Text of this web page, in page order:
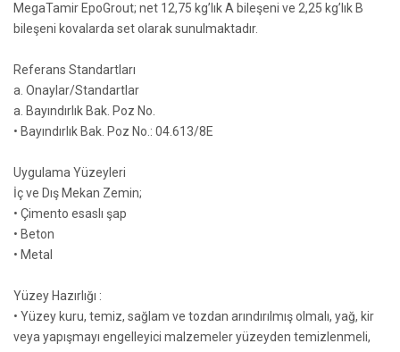
MegaTamir EpoGrout; net 12,75 kg’lık A bileşeni ve 2,25 kg’lık B
bileşeni kovalarda set olarak sunulmaktadır.
Referans Standartları
a. Onaylar/Standartlar
a. Bayındırlık Bak. Poz No.
• Bayındırlık Bak. Poz No.: 04.613/8E
Uygulama Yüzeyleri
İç ve Dış Mekan Zemin;
• Çimento esaslı şap
• Beton
• Metal
Yüzey Hazırlığı :
• Yüzey kuru, temiz, sağlam ve tozdan arındırılmış olmalı, yağ, kir
veya yapışmayı engelleyici malzemeler yüzeyden temizlenmeli,